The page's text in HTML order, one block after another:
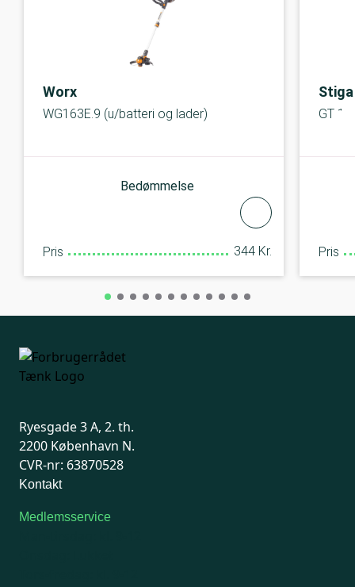
Worx
WG163E.9 (u/batteri og lader)
Bedømmelse
Pris 344 Kr.
Stiga
GT
Pris
Ryesgade 3 A, 2. th.
2200 København N.
CVR-nr: 63870528
Kontakt
Medlemsservice